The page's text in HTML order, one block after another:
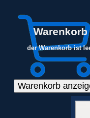
Warenkorb
der Warenkorb ist